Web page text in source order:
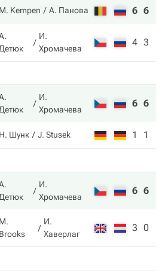
M. Kempen А. Панова 6 6
Детюк
И.
Хромачева
4 3
Детюк
И.
Хромачева
6 6
Н. Шунк J. Stusek 1 1
Детюк
И.
Хромачева
6 6
M.
Brooks
И.
Хаверлаг
3 0